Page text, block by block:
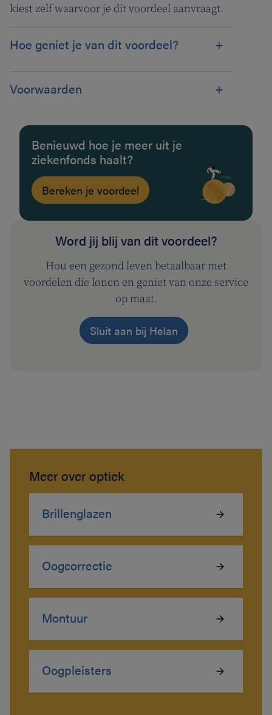
kiest zelf waarvoor je dit voordeel aanvraagt.
Hoe geniet je van dit voordeel?
Voorwaarden
Benieuwd hoe je meer uit je
ziekenfonds haalt?
Bereken je voordeel
Word jij blij van dit voordeel?
Hou een gezond leven betaalbaar met
voordelen die lonen en geniet van onze service
op maat.
Sluit aan bij Helan
Meer over optiek
Brillenglazen
Oogcorrectie
Montuur
Oogpleisters